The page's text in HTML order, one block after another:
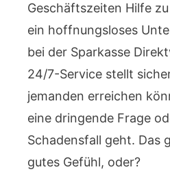
Geschäftszeiten Hilfe
ein hoffnungsloses
bei der Sparkasse
24/7-Service stellt
jemanden erreichen
eine dringende Frage
Schadensfall geht. Das
gutes Gefühl, oder?